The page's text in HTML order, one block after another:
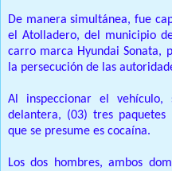
De manera simultánea, fue
el Atolladero, del municipio
carro marca Hyundai Sonata,
la persecución de las
Al inspeccionar el
delantera, (03) tres paquetes
que se presume es cocaína.
Los dos hombres, ambos